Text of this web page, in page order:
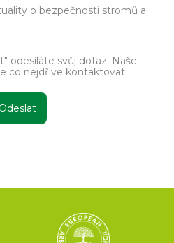
o bezpečnosti stromů a
odesíláte svůj dotaz. Naše
co nejdříve kontaktovat.